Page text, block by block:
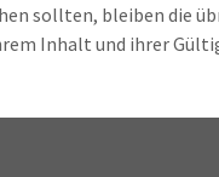
sollten, bleiben die
Inhalt und ihrer